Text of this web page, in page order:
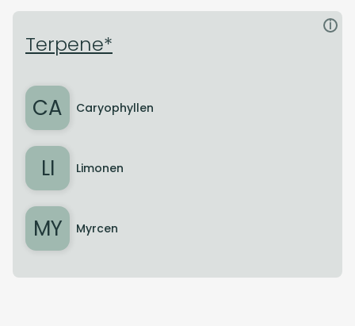
Terpene*
i
CA Caryophyllen
LI Limonen
MY Myrcen